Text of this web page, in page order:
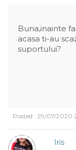
Buna,inainte
acasa ti-au
suportului?
Posted : 29/07/2020
Iris